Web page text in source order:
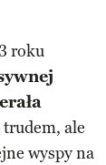
roku
ale
wyspy na